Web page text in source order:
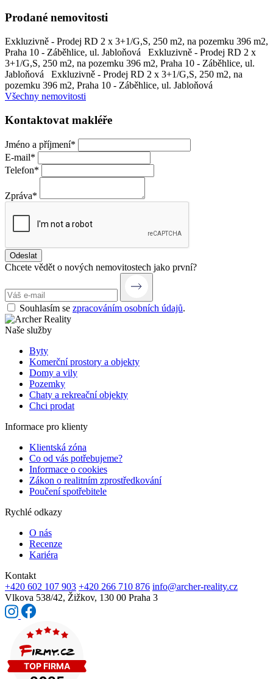
Prodané nemovitosti
Exkluzivně - Prodej RD 2 x 3+1/G,S, 250 m2, na pozemku 396 m2,
Praha 10 - Záběhlice, ul. Jabloňová
Exkluzivně - Prodej RD 2 x
3+1/G,S, 250 m2, na pozemku 396 m2, Praha 10 - Záběhlice, ul.
Jabloňová
Exkluzivně - Prodej RD 2 x 3+1/G,S, 250 m2, na
pozemku 396 m2, Praha 10 - Záběhlice, ul. Jabloňová
Všechny nemovitosti
Kontaktovat makléře
Jméno a příjmení*
E-mail*
Telefon*
Zpráva*
Odeslat
Chcete vědět o nových nemovitostech jako první?
Souhlasím se zpracováním osobních údajů.
Naše služby
Byty
Komerční prostory a objekty
Domy a vily
Pozemky
Chaty a rekreační objekty
Chci prodat
Informace pro klienty
Klientská zóna
Co od vás potřebujeme?
Informace o cookies
Zákon o realitním zprostředkování
Poučení spotřebitele
Rychlé odkazy
O nás
Recenze
Kariéra
Kontakt
+420 602 107 903 +420 266 710 876 info@archer-reality.cz
Vlkova 538/42, Žižkov, 130 00 Praha 3